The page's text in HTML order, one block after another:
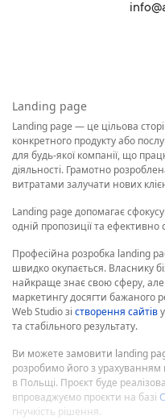
Landing page
Landing page — це цільова
конкретного продукту або
для будь-якої компанії, що
діяльності. Грамотно
витратами залучати нових
Landing page допомагає
одній пропозиції та ефективно
Професійна розробка landing
швидко окупається. Власнику
найкраще знає свою сферу, але
маркетингу досягти бажаного
Web Studio зі створення сайтів
та стабільного результату.
Ви можете замовити landing
розробимо його з урахуванням
в Польщі. Проєкт буде
впроваджуємо проєкти на базі
гнучкість рішення.